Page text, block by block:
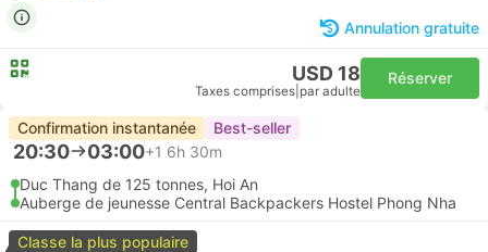
Annulation gratuite
USD 18
Taxes comprises par adulte
Réserver
Confirmation instantanée Best-seller
20:30 03:00+1 6h 30m
Duc Thang de 125 tonnes, Hoi An
Auberge de jeunesse Central Backpackers Hostel Phong Nha
Classe la plus populaire